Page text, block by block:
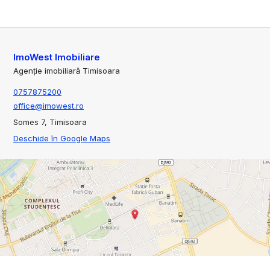
ImoWest Imobiliare
Agenție imobiliară Timisoara
0757875200
office@imowest.ro
Somes 7, Timisoara
Deschide în Google Maps